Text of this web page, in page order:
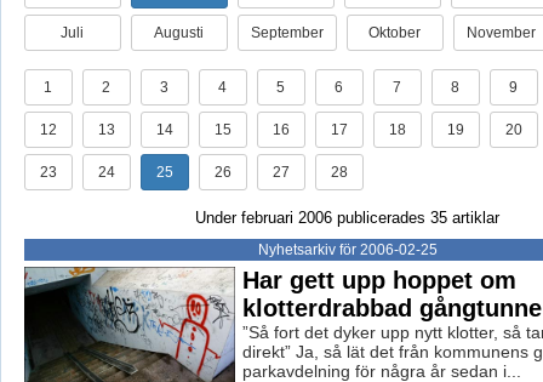
Juli Augusti September Oktober November
1 2 3 4 5 6 7 8 9
12 13 14 15 16 17 18 19 20
23 24 25 26 27 28
Under februari 2006 publicerades 35 artiklar
Nyhetsarkiv för 2006-02-25
Har gett upp hoppet om
klotterdrabbad
”Så fort det dyker upp nytt klotter, så
direkt” Ja, så lät det från kommunens
parkavdelning för några år sedan i...